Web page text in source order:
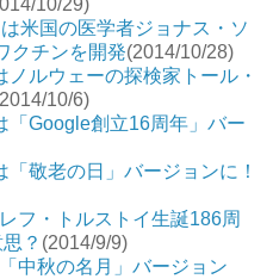
10/29)
米国の医学者ジョナス・ソ
クチンを開発(2014/10/28)
ルウェーの探検家トール・
10/6)
「Google創立16周年」バー
敬老の日」バージョンに！
フ・トルストイ生誕186周
？ (2014/9/9)
中秋の名月」バージョン